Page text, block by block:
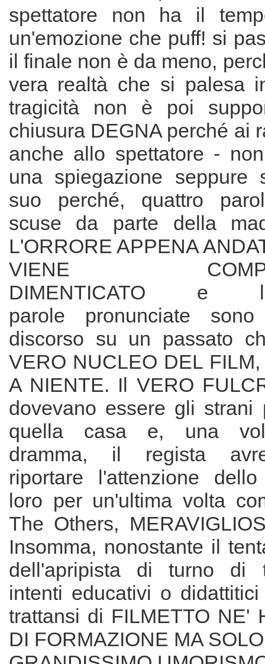
spettatore non ha il
un'emozione che puff! si
il finale non è da meno,
vera realtà che si palesa
tragicità non è poi
chiusura DEGNA perché ai
anche allo spettatore -
una spiegazione seppure
suo perché, quattro
scuse da parte della
L'ORRORE APPENA
VIENE
DIMENTICATO e
parole pronunciate
discorso su un passato
VERO NUCLEO DEL
A NIENTE. Il VERO
dovevano essere gli strani
quella casa e, una
dramma, il regista
riportare l'attenzione
loro per un'ultima volta
The Others,
Insomma, nonostante il
dell'apripista di turno di
intenti educativi o
trattansi di FILMETTO NE'
DI FORMAZIONE MA